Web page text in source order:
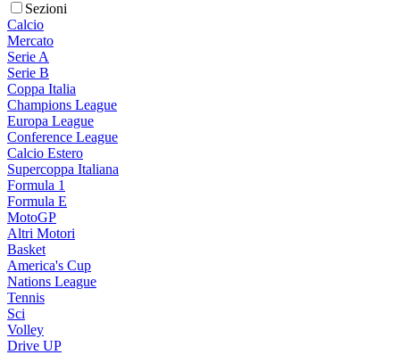
Sezioni
Calcio
Mercato
Serie A
Serie B
Coppa Italia
Champions League
Europa League
Conference League
Calcio Estero
Supercoppa Italiana
Formula 1
Formula E
MotoGP
Altri Motori
Basket
America's Cup
Nations League
Tennis
Sci
Volley
Drive UP